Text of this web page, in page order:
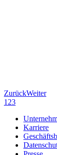
ZurückWeiter
1 23
Karriere